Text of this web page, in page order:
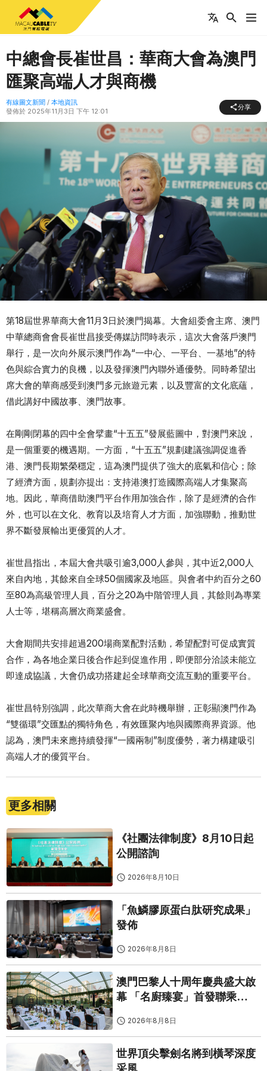
中總會長崔世昌：華商大會為澳門
匯聚高端人才與商機
有線圖文新聞 / 本地資訊
發佈於 2025年11月3日 下午 12:01
分享
第18屆世界華商大會11月3日於澳門揭幕。大會組委會主席、澳門
中華總商會會長崔世昌接受傳媒訪問時表示，這次大會落戶澳門
舉行，是一次向外展示澳門作為“一中心、一平台、一基地”的特
色與綜合實力的良機，以及發揮澳門內聯外通優勢。同時希望出
席大會的華商感受到澳門多元旅遊元素，以及豐富的文化底蘊，
借此講好中國故事、澳門故事。
在剛剛閉幕的四中全會擘畫“十五五”發展藍圖中，對澳門來說，
是一個重要的機遇期。一方面，“十五五”規劃建議強調促進香
港、澳門長期繁榮穩定，這為澳門提供了強大的底氣和信心；除
了經濟方面，規劃亦提出：支持港澳打造國際高端人才集聚高
地。因此，華商借助澳門平台作用加強合作，除了是經濟的合作
外，也可以在文化、教育以及培育人才方面，加強聯動，推動世
界不斷發展輸出更優質的人才。
崔世昌指出，本屆大會共吸引逾3,000人參與，其中近2,000人
來自內地，其餘來自全球50個國家及地區。與會者中約百分之60
至80為高級管理人員，百分之20為中階管理人員，其餘則為專業
人士等，堪稱高層次商業盛會。
大會期間共安排超過200場商業配對活動，希望配對可促成實質
合作，為各地企業日後合作起到促進作用，即便部分洽談未能立
即達成協議，大會仍成功搭建起全球華商交流互動的重要平台。
崔世昌特別強調，此次華商大會在此時機舉辦，正彰顯澳門作為
“雙循環”交匯點的獨特角色，有效匯聚內地與國際商界資源。他
認為，澳門未來應持續發揮“一國兩制”制度優勢，著力構建吸引
高端人才的優質平台。
更多相關
《社團法律制度》8月10日起
公開諮詢
2026年8月10日
「魚鱗膠原蛋白肽研究成果」
發佈
2026年8月8日
澳門巴黎人十周年慶典盛大啟
幕 「名廚臻宴」首發聯乘
2026年8月8日
世界頂尖擊劍名將到橫琴深度
采風